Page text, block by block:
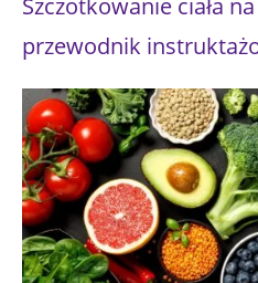
przewodnik